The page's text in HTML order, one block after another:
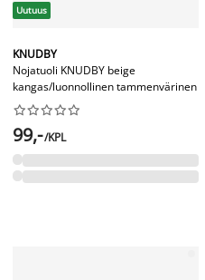
Uutuus
KNUDBY
Nojatuoli KNUDBY beige
kangas/luonnollinen tammenvärinen






99,-/KPL